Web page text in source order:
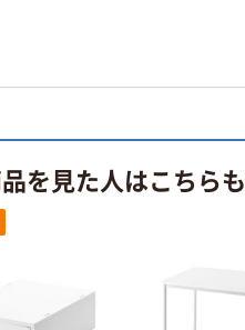
を見た人はこちら